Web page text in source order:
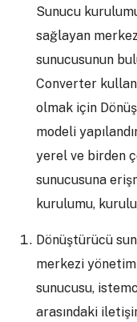
Sunucu
sağlayan
sunucusunun
Converter
olmak için
modeli
yerel ve birden
sunucusuna
kurulumu,
Dönüştürücü
merkezi
sunucusu,
arasındaki